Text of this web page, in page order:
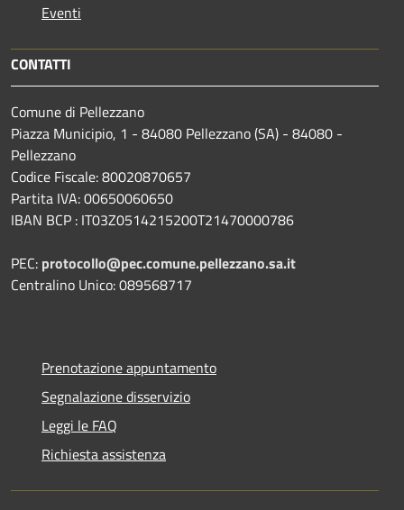
Eventi
CONTATTI
Comune di Pellezzano
Piazza Municipio, 1 - 84080 Pellezzano (SA) - 84080 -
Pellezzano
Codice Fiscale: 80020870657
Partita IVA: 00650060650
IBAN BCP : IT03Z0514215200T21470000786
PEC: protocollo@pec.comune.pellezzano.sa.it
Centralino Unico: 089568717
Prenotazione appuntamento
Segnalazione disservizio
Leggi le FAQ
Richiesta assistenza